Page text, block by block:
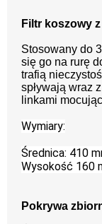
Filtr koszowy
Stosowany do
się go na rurę
trafią
spływają wraz
linkami
Wymiary:
Średnica: 410
Wysokość 160
Pokrywa